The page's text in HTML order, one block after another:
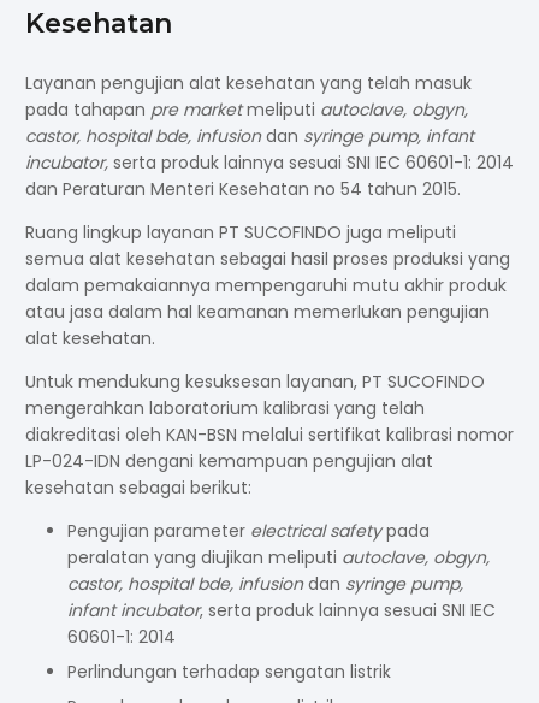
Kesehatan
Layanan pengujian alat kesehatan yang telah masuk
pada tahapan pre marketmeliputi autoclave, obgyn,
castor, hospital bde, infusiondan syringe pump, infant
incubator, serta produk lainnya sesuai SNI IEC 60601-1: 2014
dan Peraturan Menteri Kesehatan no 54 tahun 2015.
Ruang lingkup layanan PT SUCOFINDO juga meliputi
semua alat kesehatan sebagai hasil proses produksi yang
dalam pemakaiannya mempengaruhi mutu akhir produk
atau jasa dalam hal keamanan memerlukan pengujian
alat kesehatan.
Untuk mendukung kesuksesan layanan, PT SUCOFINDO
mengerahkan laboratorium kalibrasi yang telah
diakreditasi oleh KAN-BSN melalui sertifikat kalibrasi nomor
LP-024-IDN dengani kemampuan pengujian alat
kesehatan sebagai berikut:
Pengujian parameter electrical safetypada
peralatan yang diujikan meliputi autoclave, obgyn,
castor, hospital bde, infusiondan syringe pump,
infant incubator, serta produk lainnya sesuai SNI IEC
60601-1: 2014
Perlindungan terhadap sengatan listrik